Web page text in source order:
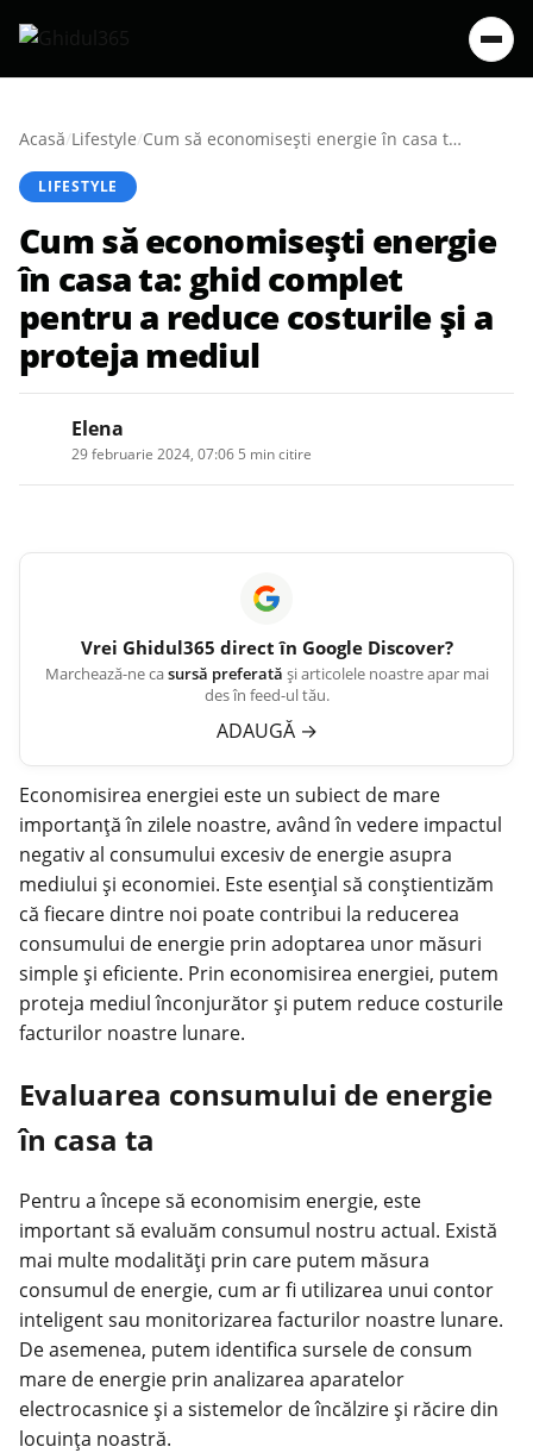
Acasă/Lifestyle/ Cum să economisești energie în casa ta: ghid complet pentru a reduce costurile și a proteja mediul
LIFESTYLE
Cum să economisești energie
în casa ta: ghid complet
pentru a reduce costurile și a
proteja mediul
Elena
29 februarie 2024, 07:06 5 min citire
Vrei Ghidul365 direct în Google Discover?
Marchează-ne casursă preferată și articolele noastre apar mai
des în feed-ul tău.
ADAUGĂ →
Economisirea energiei este un subiect de mare
importanță în zilele noastre, având în vedere impactul
negativ al consumului excesiv de energieasupra
mediului și economiei. Este esențial să conștientizăm
că fiecare dintre noi poate contribui la reducerea
consumului de energie prin adoptarea unor măsuri
simple și eficiente. Prin economisirea energiei, putem
proteja mediul înconjurător și putem reduce costurile
facturilor noastre lunare.
Evaluarea consumului de energie
în casa ta
Pentru a începe să economisim energie, este
important să evaluăm consumul nostru actual. Există
mai multe modalități prin care putem măsura
consumul de energie, cum ar fi utilizarea unui contor
inteligent sau monitorizarea facturilor noastre lunare.
De asemenea, putem identifica sursele de consum
mare de energie prin analizarea aparatelor
electrocasniceși a sistemelor de încălzire și răcire din
locuința noastră.